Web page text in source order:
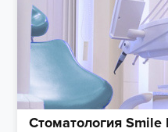
Стоматология Smile